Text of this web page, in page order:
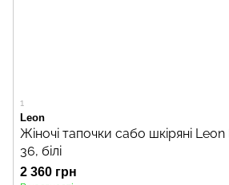
1
Leon
Жіночі тапочки сабо шкіряні
36, білі
2 360 грн